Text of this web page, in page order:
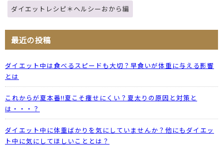
ダイエットレシピ＊ヘルシーおから編
最近の投稿
ダイエット中は食べるスピードも大切？早食いが体重に与える影響
とは
これからが夏本番!!夏こそ痩せにくい？夏太りの原因と対策と
は・・・？
ダイエット中に体重ばかりを気にしていませんか？他にもダイエッ
ト中に気にしてほしいこととは？